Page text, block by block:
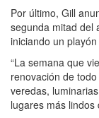
Por último, Gill
segunda mitad del
iniciando un
“La semana que
renovación de
veredas,
lugares más lindos